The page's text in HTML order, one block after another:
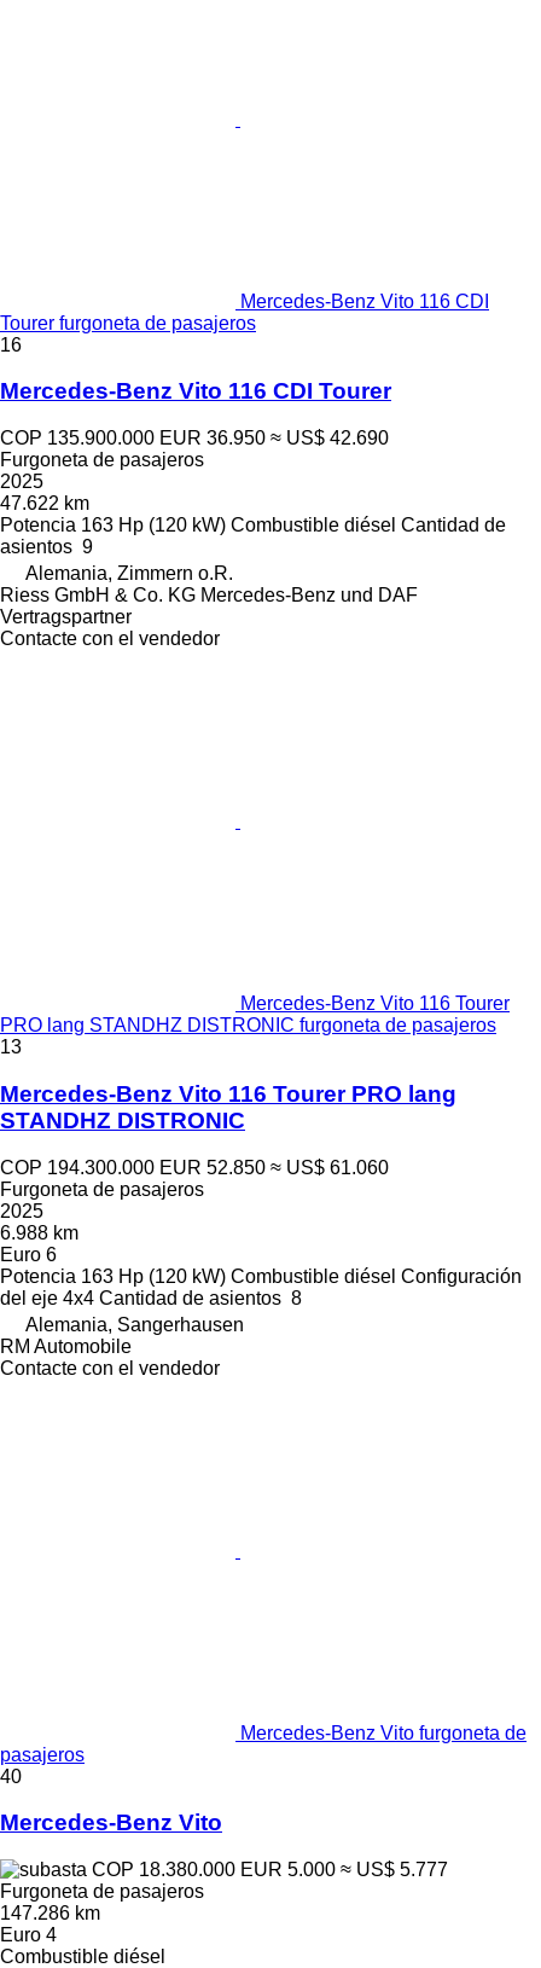
Mercedes-Benz Vito 116 CDI
Tourer furgoneta de pasajeros
16
Mercedes-Benz Vito 116 CDI Tourer
COP 135.900.000 EUR 36.950 ≈ US$ 42.690
Furgoneta de pasajeros
2025
47.622 km
Potencia 163 Hp (120 kW) Combustible diésel Cantidad de
asientos 9
Alemania, Zimmern o.R.
Riess GmbH & Co. KG Mercedes-Benz und DAF
Vertragspartner
Contacte con el vendedor
Mercedes-Benz Vito 116 Tourer
PRO lang STANDHZ DISTRONIC furgoneta de pasajeros
13
Mercedes-Benz Vito 116 Tourer PRO lang
STANDHZ DISTRONIC
COP 194.300.000 EUR 52.850 ≈ US$ 61.060
Furgoneta de pasajeros
2025
6.988 km
Euro 6
Potencia 163 Hp (120 kW) Combustible diésel Configuración
del eje 4x4 Cantidad de asientos 8
Alemania, Sangerhausen
RM Automobile
Contacte con el vendedor
Mercedes-Benz Vito furgoneta de
pasajeros
40
Mercedes-Benz Vito
COP 18.380.000 EUR 5.000 ≈ US$ 5.777
Furgoneta de pasajeros
147.286 km
Euro 4
Combustible diésel